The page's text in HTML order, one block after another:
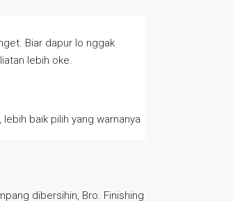
Biar dapur lo nggak
lebih oke.
baik pilih yang warnanya
dibersihin, Bro. Finishing